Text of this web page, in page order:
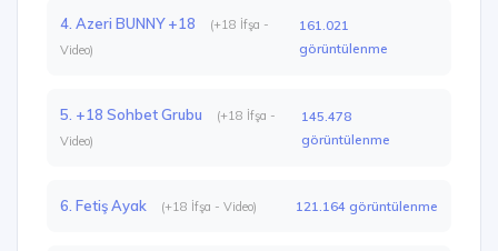
4. Azeri BUNNY +18
(+18 İfşa -
Video)
161.021
görüntülenme
5. +18 Sohbet Grubu
(+18 İfşa -
Video)
145.478
görüntülenme
6. Fetiş Ayak (+18 İfşa - Video) 121.164 görüntülenme